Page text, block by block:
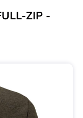
ZIP -